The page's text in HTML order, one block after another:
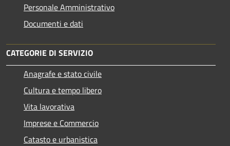
Personale Amministrativo
Documenti e dati
CATEGORIE DI SERVIZIO
Anagrafe e stato civile
Cultura e tempo libero
Vita lavorativa
Imprese e Commercio
Catasto e urbanistica